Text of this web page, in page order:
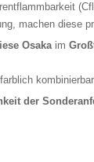
machen diese
Osakaim
der